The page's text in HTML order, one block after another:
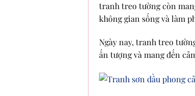
tranh treo tường còn
không gian sống và làm
Ngày nay, tranh treo
ấn tượng và mang đến